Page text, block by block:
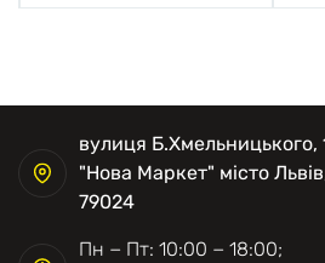
вулиця
"Нова Маркет" місто
79024
Пн − Пт: 10:00 − 18:00;